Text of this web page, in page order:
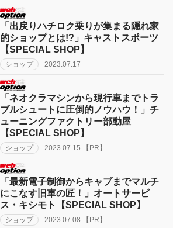
「出戻りハチロク乗りが集まる隠れ家
的ショップとは!?」キャストスポーツ
【SPECIAL SHOP】
ショップ 2023.07.17
「ネオクラマシンから現行車までトラ
ブルシュートに圧倒的ノウハウ！」チ
ューニングファクトリー部動屋
【SPECIAL SHOP】
ショップ 2023.07.15 【PR】
「最新電子制御からキャブまでマルチ
にこなす旧車の匠！」オートサービ
ス・キシモト【SPECIAL SHOP】
ショップ 2023.07.08 【PR】